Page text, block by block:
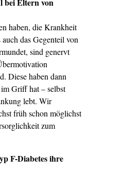
haben, die Krankheit
das Gegenteil von
sind genervt
Diese haben dann
Griff hat – selbst
lebt. Wir
früh schon möglichst
zum
F-Diabetes ihre